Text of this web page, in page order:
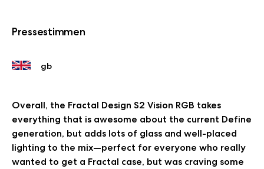
Pressestimmen
Overall, the Fractal Design S2 Vision RGB takes
everything that is awesome about the current Define
generation, but adds lots of glass and well-placed
lighting to the mix—perfect for everyone who really
wanted to get a Fractal case, but was craving some